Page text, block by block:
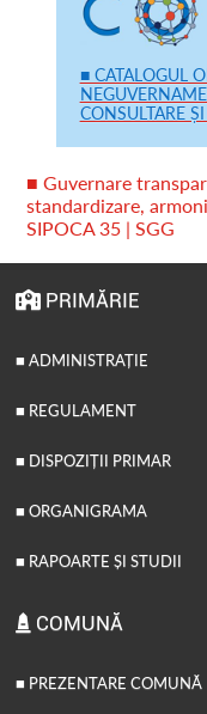
■ CATALOGUL
CONSULTARE
■ Guvernare
standardizare,
SIPOCA 35 | SGG
PRIMĂRIE
■ ADMINISTRAȚIE
■ REGULAMENT
■ DISPOZIȚII PRIMAR
■ ORGANIGRAMA
■ RAPOARTE ȘI STUDII
COMUNĂ
■ PREZENTARE COMUNĂ